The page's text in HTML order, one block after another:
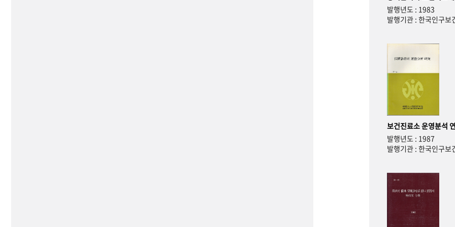
발행년도 : 1983
발행기관 : 한국인구보
보건진료소 운영분석
발행년도 : 1987
발행기관 : 한국인구보